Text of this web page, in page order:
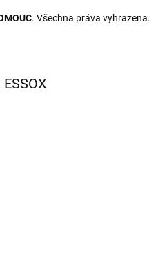
. Všechna práva vyhrazena.